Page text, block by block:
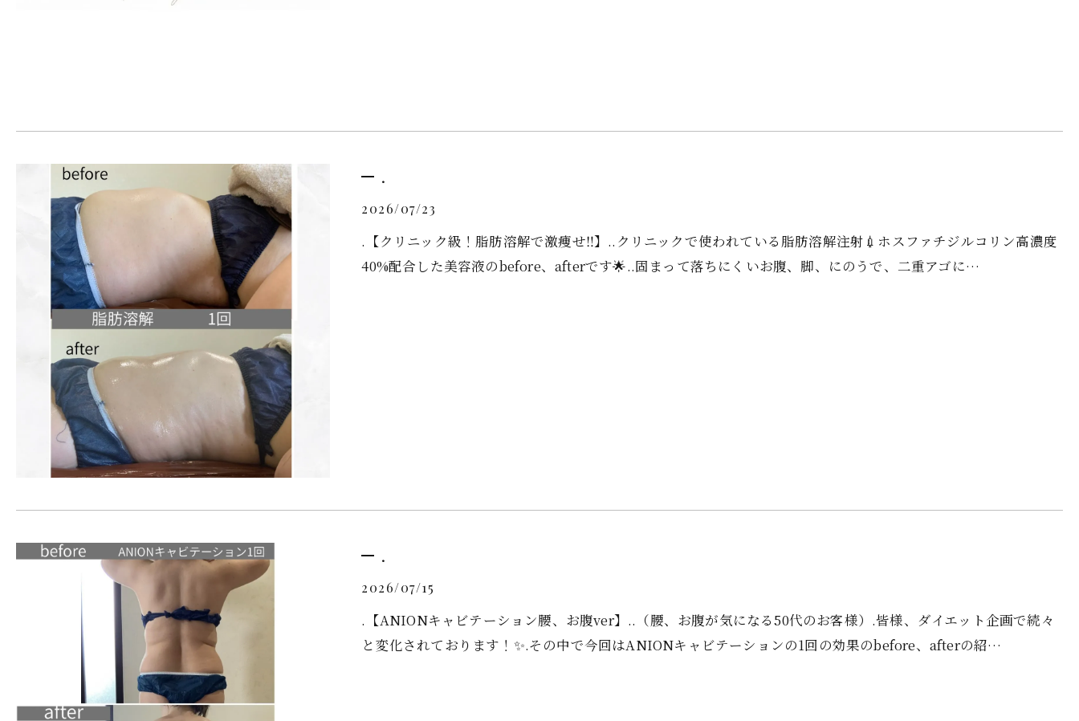
.
2026/07/23
.【クリニック級！脂肪溶解で激痩せ‼️】..クリニックで使われている脂肪溶解注射💉ホスファチジルコリン高濃度
40%配合した美容液のbefore、afterです🌟..固まって落ちにくいお腹、脚、にのうで、二重アゴに…
.
2026/07/15
.【ANIONキャビテーション腰、お腹ver】..（腰、お腹が気になる50代のお客様）.皆様、ダイエット企画で続々
と変化されております！✨.その中で今回はANIONキャビテーションの1回の効果のbefore、afterの紹…